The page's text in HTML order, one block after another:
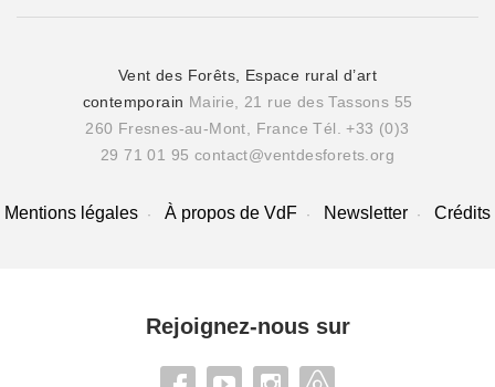
Vent des Forêts, Espace rural d’art
contemporain Mairie, 21 rue des Tassons 55
260 Fresnes-au-Mont, France Tél. +33 (0)3
29 71 01 95 contact@ventdesforets.org
Mentions légales À propos de VdF Newsletter Crédits
Rejoignez-nous sur